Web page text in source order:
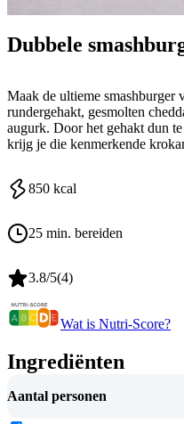
Dubbele
Maak de ultieme smashburger
rundergehakt, gesmolten
augurk. Door het gehakt dun te
krijg je die kenmerkende
850 kcal
25 min. bereiden
3.8/5(4)
Wat is Nutri-Score?
Ingrediënten
Aantal personen